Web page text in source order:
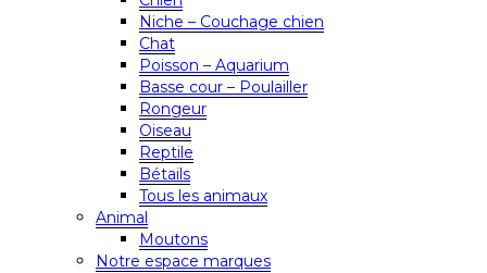
Niche – Couchage chien
Chat
Poisson – Aquarium
Basse cour – Poulailler
Rongeur
Oiseau
Reptile
Bétails
Tous les animaux
Animal
Moutons
Notre espace marques